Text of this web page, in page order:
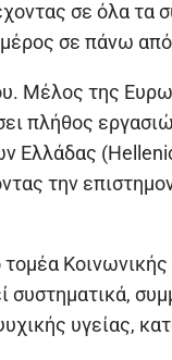
σε όλα τα
σε πάνω
Μέλος της
πλήθος
Ελλάδας
την
υγείας,